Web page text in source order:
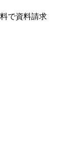
で資料請求